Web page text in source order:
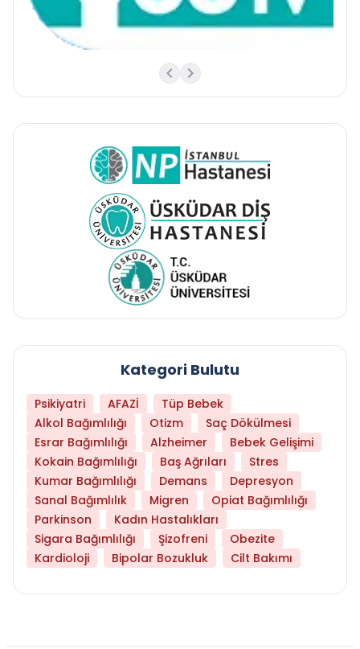
Kategori Bulutu
Psikiyatri AFAZİ
Tüp Bebek
Alkol Bağımlılığı
Otizm
Saç Dökülmesi
Esrar Bağımlılığı
Alzheimer
Bebek Gelişimi
Kokain Bağımlılığı
Baş Ağrıları
Stres
Kumar Bağımlılığı
Demans
Depresyon
Sanal Bağımlılık
Migren
Opiat Bağımlılığı
Parkinson
Kadın Hastalıkları
Sigara Bağımlılığı
Şizofreni
Obezite
Kardioloji
Bipolar Bozukluk Cilt Bakımı